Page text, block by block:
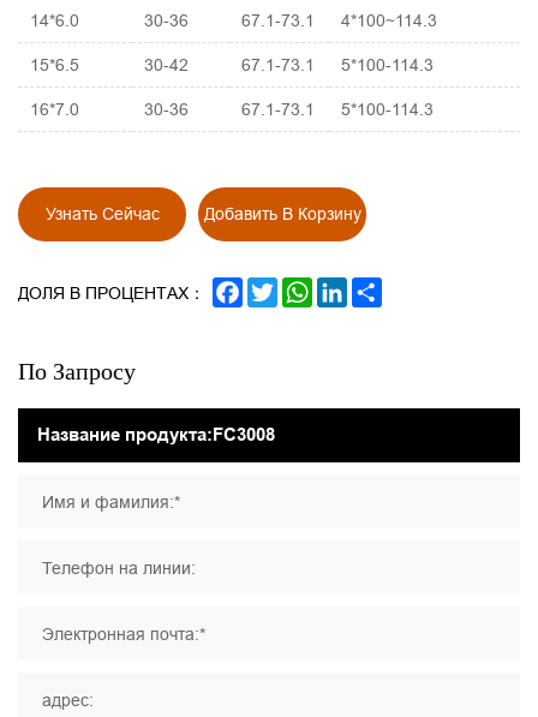
14*6.0
30-36 67.1-73.1
4*100~114.3
15*6.5
30-42 67.1-73.1
5*100-114.3
16*7.0
30-36 67.1-73.1 5*100-114.3
Узнать Сейчас Добавить В Корзину
ДОЛЯ В ПРОЦЕНТАХ： FACEBOOK
TWITTERWHATSAPP
LINKEDIN
По Запросу
Имя и фамилия:*
Телефон на линии:
Электронная почта:*
адрес: